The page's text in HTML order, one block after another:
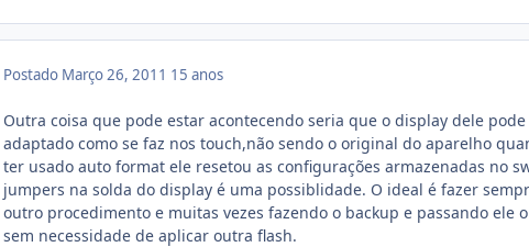
Postado Março 26, 2011 15 anos
Outra coisa que pode estar acontecendo seria que o display dele
adaptado como se faz nos touch,não sendo o original do aparelho
ter usado auto format ele resetou as configurações armazenadas no
jumpers na solda do display é uma possiblidade. O ideal é fazer
outro procedimento e muitas vezes fazendo o backup e passando ele
sem necessidade de aplicar outra flash.